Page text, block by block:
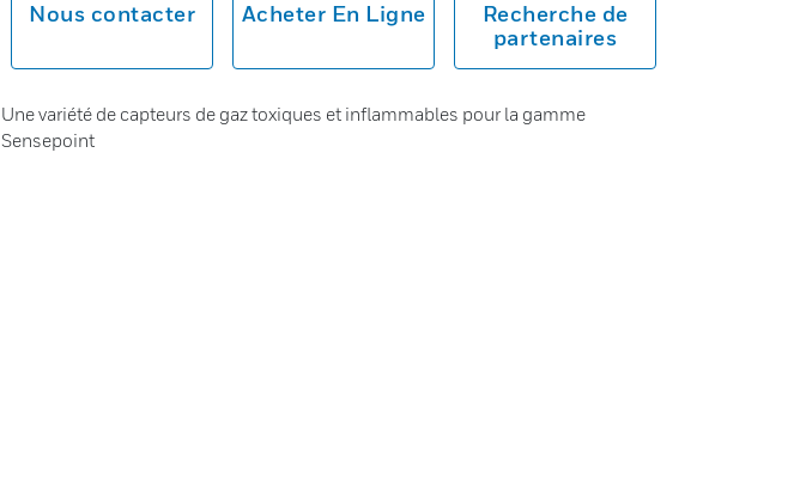
Nous contacter Acheter En Ligne
Recherche de
partenaires
Une variété de capteurs de gaz toxiques et inflammables pour la gamme
Sensepoint